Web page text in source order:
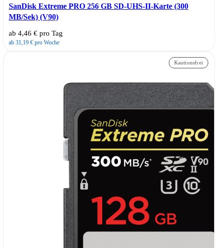
SanDisk Extreme PRO 256 GB SD-UHS-II-Karte (300
MB/Sek) (V90)
ab 4,46 € pro Tag
ab 31,19 € pro Woche
Kautionsfrei